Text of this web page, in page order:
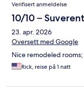
Verifisert anmeldelse
10/10 – Suverent
23. apr. 2026
Oversett med Google
Nice remodeled
Rick, reise på 1 natt